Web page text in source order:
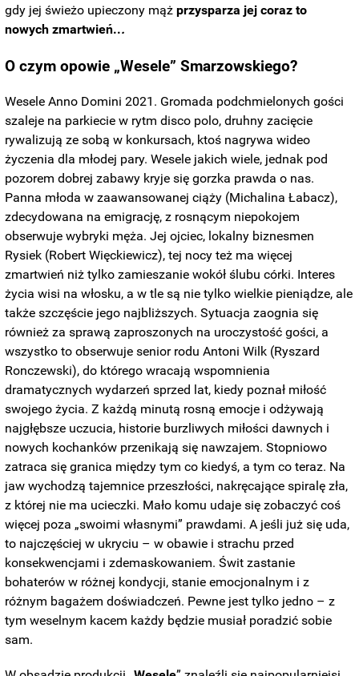
gdy jej świeżo upieczony mążprzysparza jej coraz to
nowych zmartwień...
O czym opowie „Wesele” Smarzowskiego?
Wesele Anno Domini 2021. Gromada podchmielonych gości
szaleje na parkiecie w rytm disco polo, druhny zacięcie
rywalizują ze sobą w konkursach, ktoś nagrywa wideo
życzenia dla młodej pary. Wesele jakich wiele, jednak pod
pozorem dobrej zabawy kryje się gorzka prawda o nas.
Panna młoda w zaawansowanej ciąży (Michalina Łabacz),
zdecydowana na emigrację, z rosnącym niepokojem
obserwuje wybryki męża. Jej ojciec, lokalny biznesmen
Rysiek (Robert Więckiewicz), tej nocy też ma więcej
zmartwień niż tylko zamieszanie wokół ślubu córki. Interes
życia wisi na włosku, a w tle są nie tylko wielkie pieniądze, ale
także szczęście jego najbliższych. Sytuacja zaognia się
również za sprawą zaproszonych na uroczystość gości, a
wszystko to obserwuje senior rodu Antoni Wilk (Ryszard
Ronczewski), do którego wracają wspomnienia
dramatycznych wydarzeń sprzed lat, kiedy poznał miłość
swojego życia. Z każdą minutą rosną emocje i odżywają
najgłębsze uczucia, historie burzliwych miłości dawnych i
nowych kochanków przenikają się nawzajem. Stopniowo
zatraca się granica między tym co kiedyś, a tym co teraz. Na
jaw wychodzą tajemnice przeszłości, nakręcające spiralę zła,
z której nie ma ucieczki. Mało komu udaje się zobaczyć coś
więcej poza „swoimi własnymi” prawdami. A jeśli już się uda,
to najczęściej w ukryciu – w obawie i strachu przed
konsekwencjami i zdemaskowaniem. Świt zastanie
bohaterów w różnej kondycji, stanie emocjonalnym i z
różnym bagażem doświadczeń. Pewne jest tylko jedno – z
tym weselnym kacem każdy będzie musiał poradzić sobie
sam.